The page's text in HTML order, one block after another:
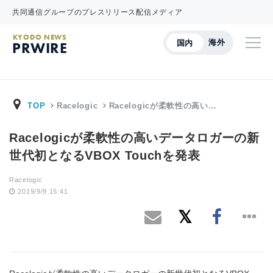
共同通信グループのプレスリリース配信メディア
国内 海外
KYODO NEWS
PRWIRE
TOP Racelogic Racelogicが柔軟性の高い…
Racelogicが柔軟性の高いデータロガーの新
世代初となるVBOX Touchを発表
Racelogic
2019/9/9 15:41